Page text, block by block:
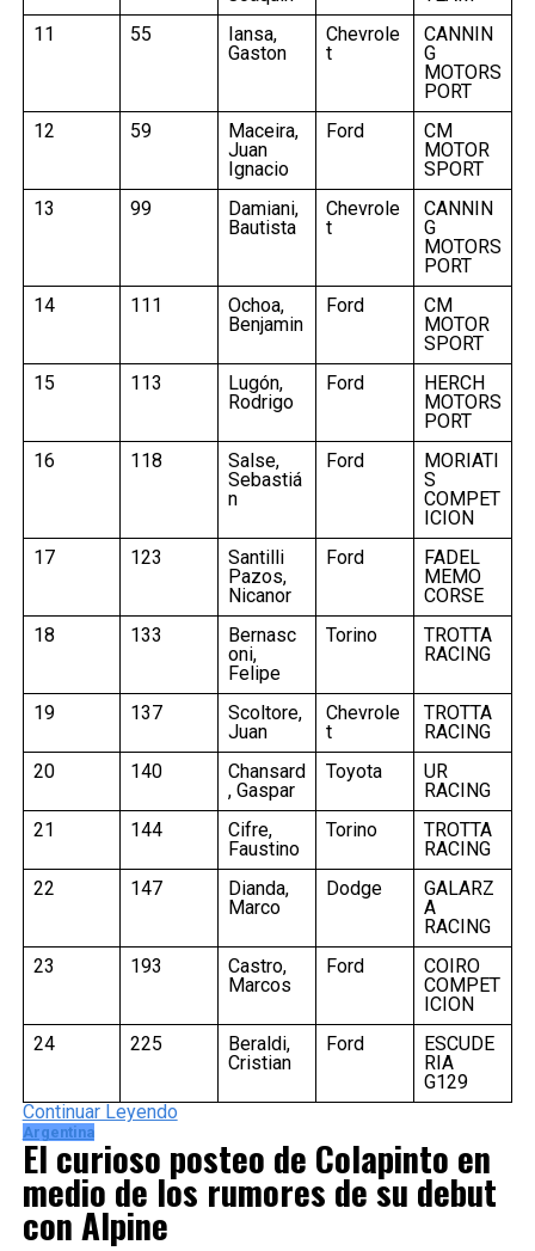
11
55
Iansa,
Gaston
Chevrole
t
CANNIN
G
MOTORS
PORT
12
59
Maceira,
Juan
Ignacio
Ford
CM
MOTOR
SPORT
13
99
Damiani,
Bautista
Chevrole
t
CANNIN
G
MOTORS
PORT
14
111
Ochoa,
Benjamin
Ford
CM
MOTOR
SPORT
15
113
Lugón,
Rodrigo
Ford
HERCH
MOTORS
PORT
16
118
Salse,
Sebastiá
n
Ford
MORIATI
S
COMPET
ICION
17
123
Santilli
Pazos,
Nicanor
Ford
FADEL
MEMO
CORSE
18
133
Bernasc
oni,
Felipe
Torino
TROTTA
RACING
19 137
Scoltore,
Juan
Chevrole
t
TROTTA
RACING
20
140
Chansard
, Gaspar
Toyota
UR
RACING
21
144
Cifre,
Faustino
Torino
TROTTA
RACING
22
147
Dianda,
Marco
Dodge
GALARZ
A
RACING
23
193
Castro,
Marcos
Ford
COIRO
COMPET
ICION
24
225
Beraldi,
Cristian
Ford
ESCUDE
RIA
G129
Continuar Leyendo
Argentina
El curioso posteo de Colapinto en
medio de los rumores de su debut
con Alpine